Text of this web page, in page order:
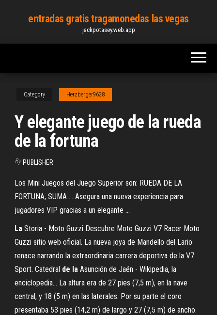
content
entradas gratis tragamonedas las vegas
jackpotasey.web.app
Category Herzberger9628
Y elegante juego de la rueda
de la fortuna
By PUBLISHER
Los Mini Juegos del Juego Superior son: RUEDA DE LA
FORTUNA, SUMA ... Asegura una nueva experiencia para
jugadores VIP gracias a un elegante ...
La Storia - Moto Guzzi Descubre Moto Guzzi V7 Racer Moto
Guzzi sitio web oficial. La nueva joya de Mandello del Lario
renace narrando la extraordinaria carrera deportiva de la V7
Sport. Catedral de la Asunción de Jaén - Wikipedia, la
enciclopedia… La altura era de 27 pies (7,5 m), en la nave
central, y 18 (5 m) en las laterales. Por su parte el coro
presentaba 53 pies (14,2 m) de largo y 27 (7,5 m) de ancho.